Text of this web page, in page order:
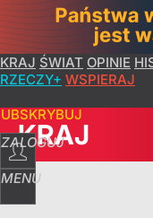
KRAJ ŚWIAT OPINIE
RZECZY+ WSPIERAJ
ZALOGUJ
MENU
KRAJ